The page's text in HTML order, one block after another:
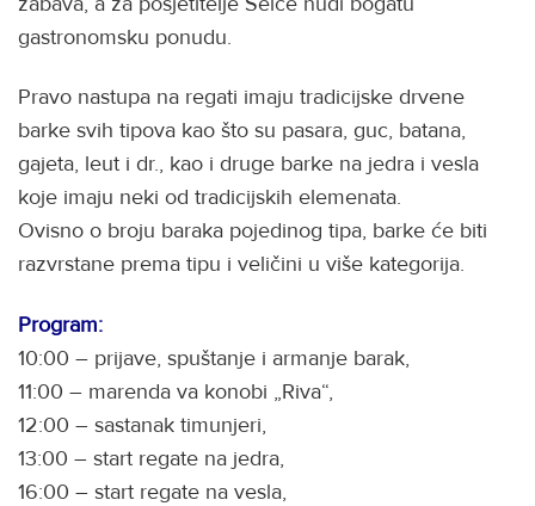
gastronomsku ponudu.
Pravo nastupa na regati imaju tradicijske drvene
barke svih tipova kao što su pasara, guc, batana,
gajeta, leut i dr., kao i druge barke na jedra i vesla
koje imaju neki od tradicijskih elemenata.
Ovisno o broju baraka pojedinog tipa, barke će biti
razvrstane prema tipu i veličini u više kategorija.
Program:
10:00 – prijave, spuštanje i armanje barak,
11:00 – marenda va konobi „Riva“,
12:00 – sastanak timunjeri,
13:00 – start regate na jedra,
16:00 – start regate na vesla,